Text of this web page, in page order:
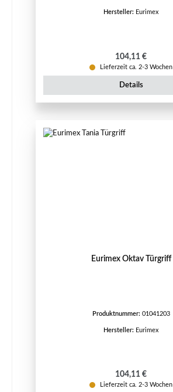
Hersteller: Eurimex
Regulärer Preis:
104,11 €
Lieferzeit ca. 2-3 Wochen
Details
Eurimex Oktav Türgriff
Produktnummer: 01041203
Hersteller: Eurimex
Regulärer Preis:
104,11 €
Lieferzeit ca. 2-3 Wochen